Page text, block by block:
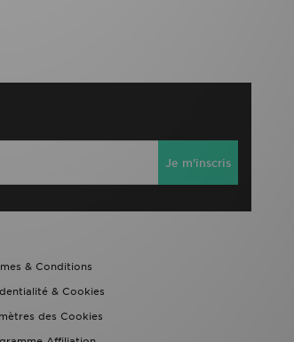
Je m'inscris
& Conditions
& Cookies
des Cookies